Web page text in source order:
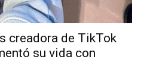
creadora de TikTok
su vida con